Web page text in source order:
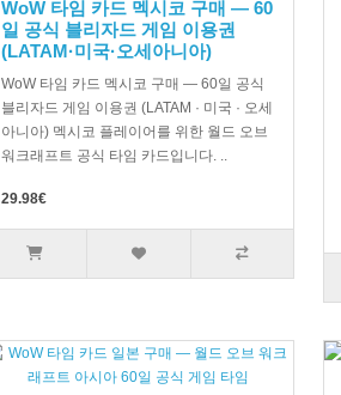
WoW 타임 카드 멕시코 구매 — 60
일 공식 블리자드 게임 이용권
(LATAM·미국·오세아니아)
WoW 타임 카드 멕시코 구매 — 60일 공식
블리자드 게임 이용권 (LATAM · 미국 · 오세
아니아) 멕시코 플레이어를 위한 월드 오브
워크래프트 공식 타임 카드입니다. ..
29.98€